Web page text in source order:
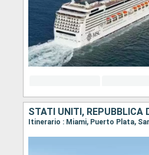
STATI UNITI, REPUBBLICA
Itinerario : Miami, Puerto Plata,